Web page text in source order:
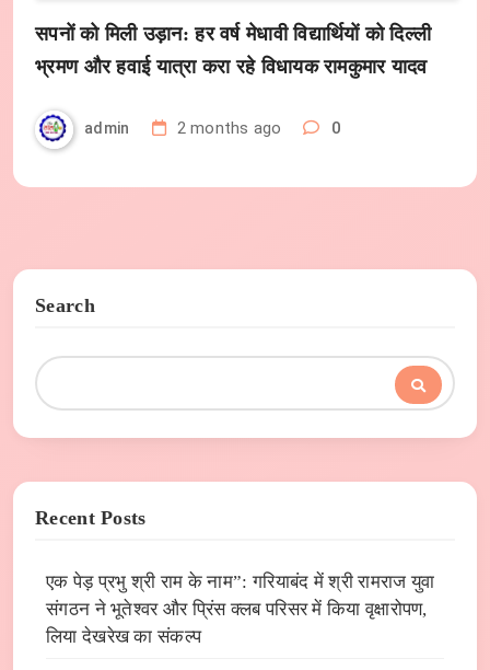
सपनों को मिली उड़ान: हर वर्ष मेधावी विद्यार्थियों को दिल्ली
भ्रमण और हवाई यात्रा करा रहे विधायक रामकुमार यादव
admin 2 months ago 0
Search
Recent Posts
एक पेड़ प्रभु श्री राम के नाम”: गरियाबंद में श्री रामराज युवा
संगठन ने भूतेश्वर और प्रिंस क्लब परिसर में किया वृक्षारोपण,
लिया देखरेख का संकल्प